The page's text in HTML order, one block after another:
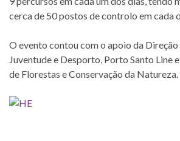
cerca de 50 postos de controlo em cada
O evento contou com o apoio da Direção
Juventude e Desporto, Porto Santo Line
de Florestas e Conservação da Natureza.